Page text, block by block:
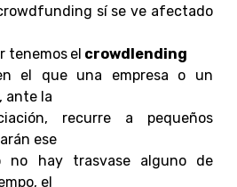
sí se ve afectado
tenemos el crowdlending
el que una empresa o un
ante la
recurre a pequeños
ese
no hay trasvase alguno de
el